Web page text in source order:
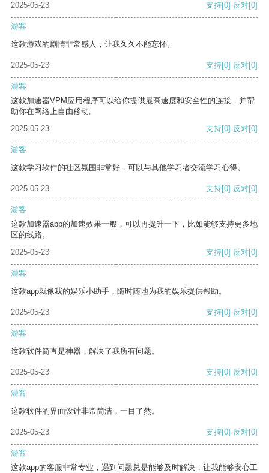
2025-05-23 支持[0] 反对[0]
游客
这款游戏的剧情非常感人，让我久久不能忘怀。
2025-05-23 支持[0] 反对[0]
游客
这款加速器VPM应用程序可以给你提供最高速度和安全性的连接，并帮
助你在网络上自由移动。
2025-05-23
支持[0] 反对[0]
游客
这款学习软件的社区氛围非常好，可以与其他学习者交流学习心得。
2025-05-23 支持[0] 反对[0]
游客
这款加速器app的加速效果一般，可以再提升一下，比如能够支持更多地
区的线路。
2025-05-23
支持[0] 反对[0]
游客
这款app就像我的娱乐小助手，随时随地为我的娱乐提供帮助。
2025-05-23 支持[0] 反对[0]
游客
这款软件简直是神器，解决了我所有问题。
2025-05-23 支持[0] 反对[0]
游客
这款软件的界面设计非常简洁，一目了然。
2025-05-23 支持[0] 反对[0]
游客
这款app的客服非常专业，遇到问题总是能够及时解决，让我能够安心工